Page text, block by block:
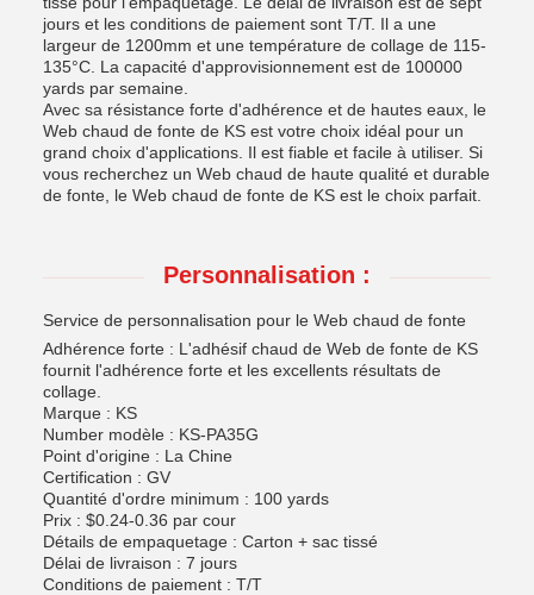
jours et les conditions de paiement sont T/T. Il a une
largeur de 1200mm et une température de collage de 115-
135°C. La capacité d'approvisionnement est de 100000
yards par semaine.
Avec sa résistance forte d'adhérence et de hautes eaux, le
Web chaud de fonte de KS est votre choix idéal pour un
grand choix d'applications. Il est fiable et facile à utiliser. Si
vous recherchez un Web chaud de haute qualité et durable
de fonte, le Web chaud de fonte de KS est le choix parfait.
Personnalisation :
Service de personnalisation pour le Web chaud de fonte
Adhérence forte : L'adhésif chaud de Web de fonte de KS
fournit l'adhérence forte et les excellents résultats de
collage.
Marque : KS
Number modèle : KS-PA35G
Point d'origine : La Chine
Certification : GV
Quantité d'ordre minimum : 100 yards
Prix : $0.24-0.36 par cour
Détails de empaquetage : Carton + sac tissé
Délai de livraison : 7 jours
Conditions de paiement : T/T